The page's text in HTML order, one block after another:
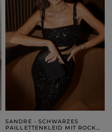
SANDRE - SCHWARZES
PAILLETTENKLEID MIT ROCK